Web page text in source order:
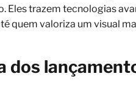
Eles trazem tecnologias
quem valoriza um visual
dos